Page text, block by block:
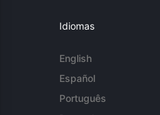
Idiomas
English
Español
Português